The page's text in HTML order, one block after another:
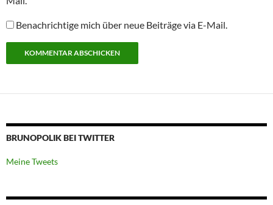
Benachrichtige mich über neue Beiträge via E-Mail.
BRUNOPOLIK BEI TWITTER
Meine Tweets